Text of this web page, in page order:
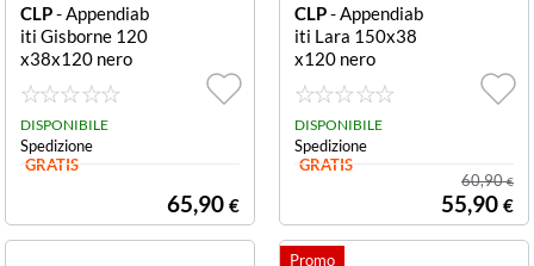
CLP- Appendiab
iti Gisborne 120
x38x120 nero
DISPONIBILE
Spedizione
GRATIS
65,90 €
CLP- Appendiab
iti Lara 150x38
x120 nero
DISPONIBILE
Spedizione
GRATIS
60,90€
55,90 €